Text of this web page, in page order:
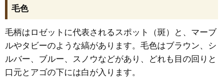
毛色
毛柄はロゼットに代表されるスポット（斑）と、マーブ
ルやタビーのような縞があります。毛色はブラウン、シ
ルバー、ブルー、スノウなどがあり、どれも目の回りと
口元とアゴの下には白が入ります。